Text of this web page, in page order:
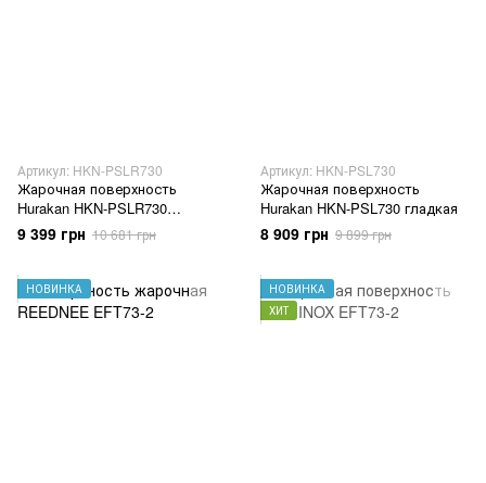
Артикул: HKN-PSLR730
Жарочная поверхность
Hurakan HKN-PSLR730
гладкая+ребро
9 399 грн 10 681 грн
Артикул: HKN-PSL730
Жарочная поверхность
Hurakan HKN-PSL730 гладкая
8 909 грн 9 899 грн
НОВИНКА
НОВИНКА
ХИТ